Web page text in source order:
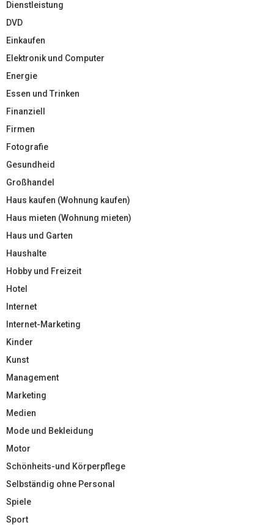
Dienstleistung
DVD
Einkaufen
Elektronik und Computer
Energie
Essen und Trinken
Finanziell
Firmen
Fotografie
Gesundheid
Großhandel
Haus kaufen (Wohnung kaufen)
Haus mieten (Wohnung mieten)
Haus und Garten
Haushalte
Hobby und Freizeit
Hotel
Internet
Internet-Marketing
Kinder
Kunst
Management
Marketing
Medien
Mode und Bekleidung
Motor
Schönheits-und Körperpflege
Selbständig ohne Personal
Spiele
Sport